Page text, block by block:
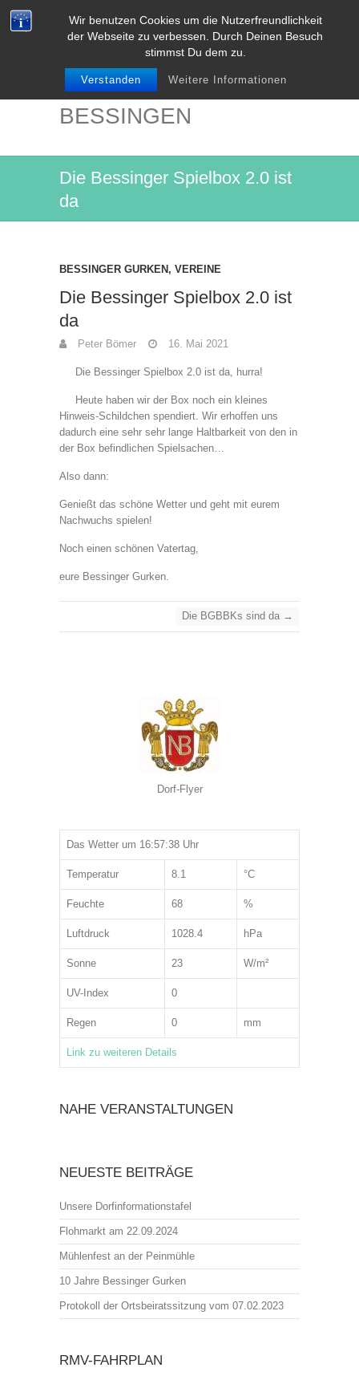
Wir benutzen Cookies um die Nutzerfreundlichkeit
der Webseite zu verbessen. Durch Deinen Besuch
stimmst Du dem zu.
Verstanden Weitere Informationen
NIEDER-
BESSINGEN
Die Bessinger Spielbox 2.0 ist
da
BESSINGER GURKEN , VEREINE
Die Bessinger Spielbox 2.0 ist
da
Peter Bömer 16. Mai 2021
Die Bessinger Spielbox 2.0 ist da, hurra!
Heute haben wir der Box noch ein kleines
Hinweis-Schildchen spendiert. Wir erhoffen uns
dadurch eine sehr sehr lange Haltbarkeit von den in
der Box befindlichen Spielsachen…
Also dann:
Genießt das schöne Wetter und geht mit eurem
Nachwuchs spielen!
Noch einen schönen Vatertag,
eure Bessinger Gurken.
Die BGBBKs sind da →
Dorf-Flyer
Das Wetter um 16:57:38 Uhr
Temperatur 8.1 °C
Feuchte 68 %
Luftdruck 1028.4 hPa
Sonne 23 W/m²
UV-Index 0
Regen 0 mm
Link zu weiteren Details
NAHE VERANSTALTUNGEN
NEUESTE BEITRÄGE
Unsere Dorfinformationstafel
Flohmarkt am 22.09.2024
Mühlenfest an der Peinmühle
10 Jahre Bessinger Gurken
Protokoll der Ortsbeiratssitzung vom 07.02.2023
RMV-FAHRPLAN